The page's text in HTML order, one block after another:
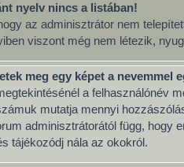
nyelv nincs a listában!
az adminisztrátor nem
viszont még nem létezik,
meg egy képet a nevemmel
a felhasználónév
mutatja mennyi
adminisztrátorától függ, hogy
tájékozódj nála az okokról.